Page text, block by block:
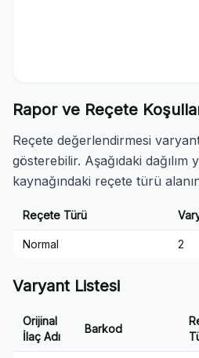
Rapor ve Reçete
Reçete değerlendirmesi
gösterebilir. Aşağıdaki dağılım
kaynağındaki reçete türü
Reçete Türü
Normal 2
Varyant Listesi
Orijinal
İlaç Adı
Barkod